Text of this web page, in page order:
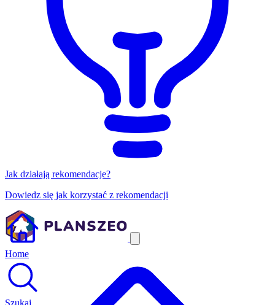
Jak działają rekomendacje?
Dowiedz się jak korzystać z rekomendacji
Home
Szukaj